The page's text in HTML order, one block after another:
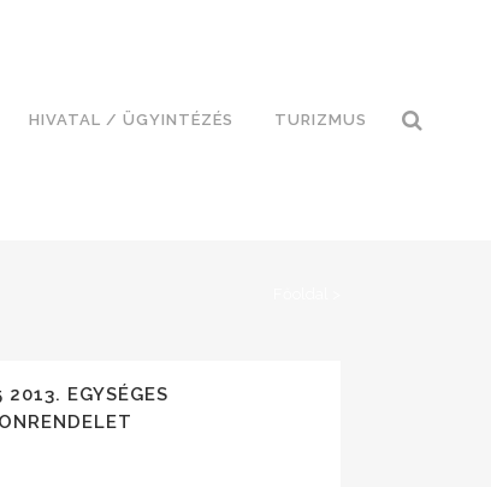
HIVATAL / ÜGYINTÉZÉS TURIZMUS
2013. EGYSÉGES